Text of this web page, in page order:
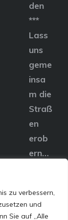
zu verbessern,
und
Sie auf „Alle
den
***
Lass
uns
geme
insa
m die
Straß
en
erob
ern…